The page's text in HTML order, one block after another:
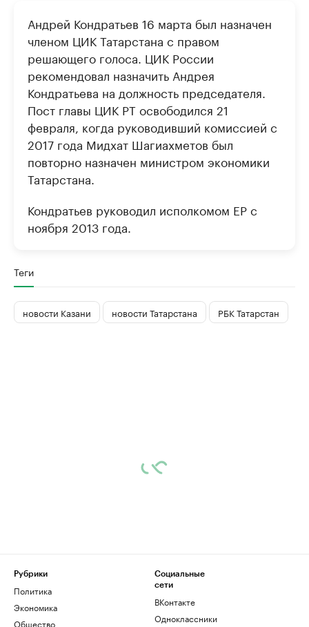
Андрей Кондратьев 16 марта был назначен
членом ЦИК Татарстана с правом
решающего голоса. ЦИК России
рекомендовал назначить Андрея
Кондратьева на должность председателя.
Пост главы ЦИК РТ освободился 21
февраля, когда руководивший комиссией с
2017 года Мидхат Шагиахметов был
повторно назначен министром экономики
Татарстана.
Кондратьев руководил исполкомом ЕР с
ноября 2013 года.
Теги
новости Казани новости Татарстана РБК Татарстан
Рубрики
Политика
Экономика
Общество
Социальные
сети
ВКонтакте
Одноклассники